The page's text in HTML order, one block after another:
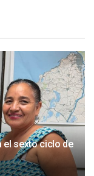
el sexto ciclo de